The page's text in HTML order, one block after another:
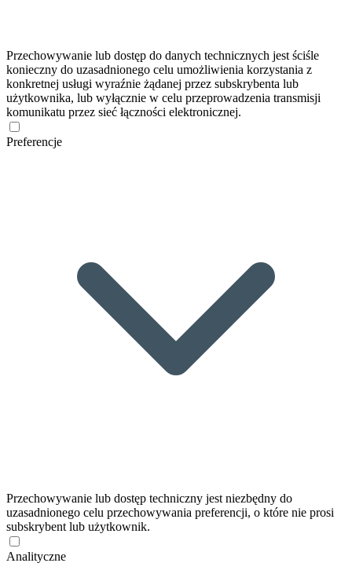
Przechowywanie lub dostęp do danych technicznych jest ściśle
konieczny do uzasadnionego celu umożliwienia korzystania z
konkretnej usługi wyraźnie żądanej przez subskrybenta lub
użytkownika, lub wyłącznie w celu przeprowadzenia transmisji
komunikatu przez sieć łączności elektronicznej.
Preferencje
Przechowywanie lub dostęp techniczny jest niezbędny do
uzasadnionego celu przechowywania preferencji, o które nie prosi
subskrybent lub użytkownik.
Analityczne